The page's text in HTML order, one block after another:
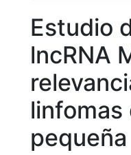
Estudio
lncRNA
linfomas
pequeña